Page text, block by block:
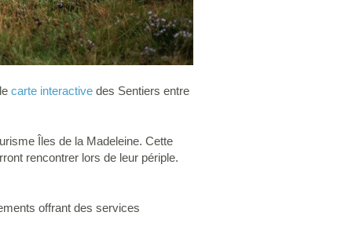
carte interactive des Sentiers entre
Îles de la Madeleine. Cette
rencontrer lors de leur périple.
offrant des services